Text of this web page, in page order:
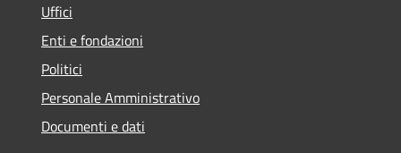
Uffici
Enti e fondazioni
Politici
Personale Amministrativo
Documenti e dati